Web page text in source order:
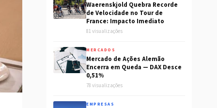
Waerenskjold Quebra Recorde
de Velocidade no Tour de
France: Impacto Imediato
81 visualizações
MERCADOS
Mercado de Ações Alemão
Encerra em Queda — DAX Desce
0,51%
78 visualizações
EMPRESAS